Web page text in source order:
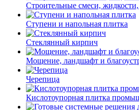
Строительные смеси,
Ступени и напольная плитка
Cтеклянный кирпич
Мощение, ландшафт и
Черепица
Кислотоупорная плитка